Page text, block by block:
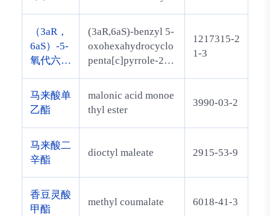
烷-2,2-二
氧化物-3
-羧酸叔
丁酯
（3aR，
6aS）-5-
氧代六氢
[c]吡咯-
2（1H）
-羧酸酯
(3aR,6aS)-benzyl 5-
oxohexahydrocyclo
penta[c]pyrrole-2(1
1217315-2
1-3
马来酸单
乙酯
malonic acid monoe
thyl ester
3990-03-2
马来酸二
辛酯
dioctyl maleate 2915-53-9
香豆灵酸
甲酯
methyl coumalate 6018-41-3